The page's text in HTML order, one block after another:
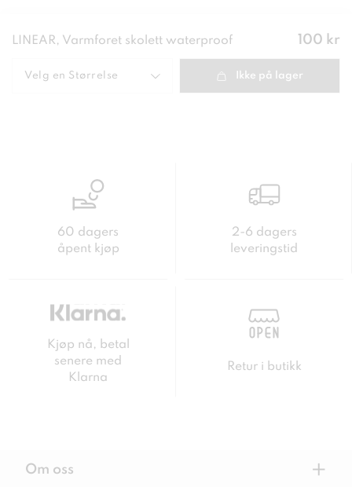
LINEAR, Varmforet skolett waterproof Pris:
100 kr
Velg en Størrelse Ikke på lager
60 dagers
åpent kjøp
2-6 dagers
leveringstid
Kjøp nå, betal
senere med
Klarna
Retur i butikk
Om oss +